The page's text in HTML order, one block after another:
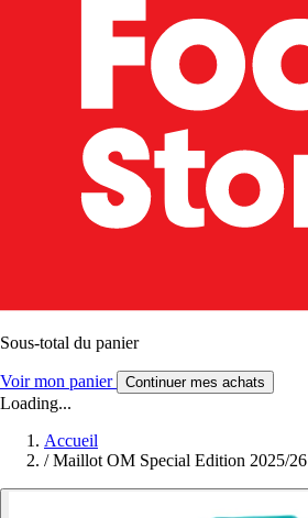
Sous-total du panier
Voir mon panier Continuer mes achats
Loading...
Accueil
/ Maillot OM Special Edition 2025/26